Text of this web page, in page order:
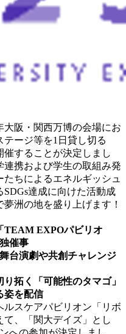
阪・関西万博の会場にお
ージ等を1日貸し切る
催することが決定しまし
携および学生の取組み発
ちによるエネルギッシュ
達成に向けた活動成
洲の地を盛り上げます！
TEAM EXPOパビリオ
催事
台演劇や共創チャレンジ
拓く「可能性のタマゴ」
姿を配信
スケアパビリオン「リボ
、「関大デイズ」とし